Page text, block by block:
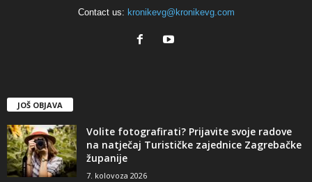
Contact us: kronikevg@kronikevg.com
JOŠ OBJAVA
Volite fotografirati? Prijavite svoje radove
na natječaj Turističke zajednice Zagrebačke
županije
7. kolovoza 2026